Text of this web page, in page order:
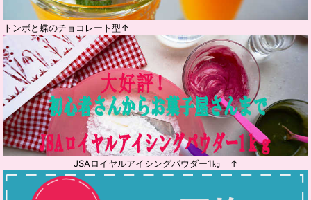
トンボと蝶のチョコレート型↑
JSAロイヤルアイシングパウダー1㎏ ↑